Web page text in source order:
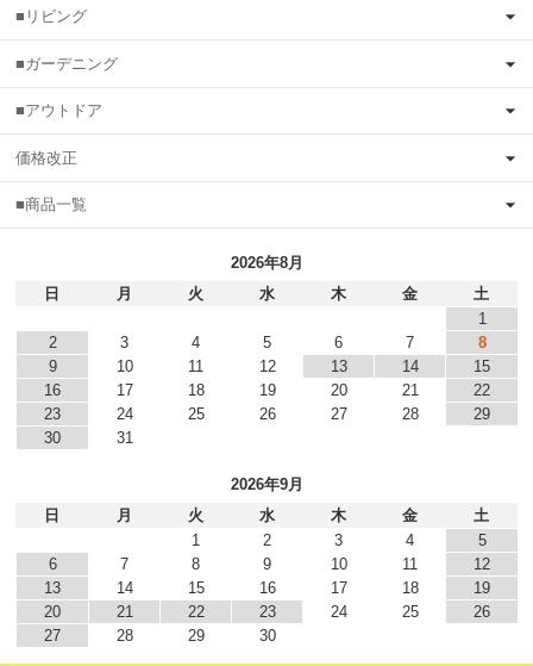
■リビング
■ガーデニング
■アウトドア
価格改正
■商品一覧
2026年8月
日
月 火 水 木 金
土
1
2
3 4 5 6 7
8
9
10 11 12 13 14
15
16
17 18 19 20 21
22
23
24 25 26 27 28
29
30
31
2026年9月
日
月 火 水 木 金
土
1
2 3 4
5
6
7 8 9 10 11
12
13
14 15 16 17 18
19
20
21 22 23 24 25
26
27
28 29 30